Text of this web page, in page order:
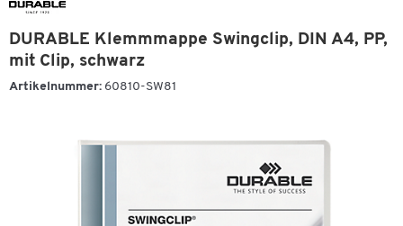
DURABLE Klemmmappe Swingclip, DIN A4, PP,
mit Clip, schwarz
Artikelnummer: 60810-SW81